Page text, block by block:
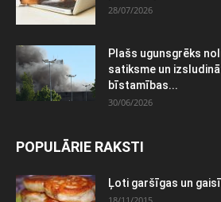
28/07/2026
Plašs ugunsgrēks
satiksme un
bīstamības...
30/06/2026
POPULĀRIE RAKSTI
Ļoti garšīgas un